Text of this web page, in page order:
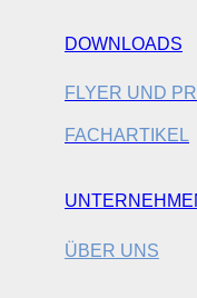
DOWNLOADS
FLYER UND
FACHARTIKEL
ÜBER UNS